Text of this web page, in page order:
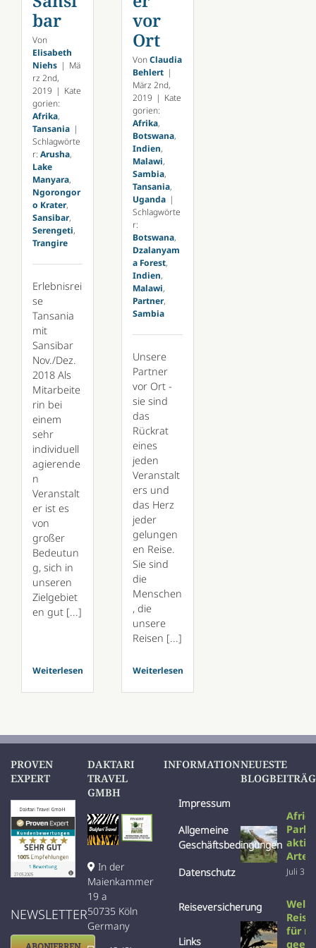
bar
Von
Elisabeth
Niehs | Mä
rz 2nd,
2019 | Kate
gorien:
Afrika,
Tansania |
Schlagwörte
r: Arusha,
Lake
Manyara,
Ngorongor
o Krater,
Sansibar,
Serengeti,
Trangire
Erlebnisrei
se
Tansania
mit
Sansibar
Nov./Dez.
2018 Als
Mitarbeite
rin bei
einem
sehr
individuell
agierende
n
Veranstalt
er ist es
von
großer
Bedeutun
g, sich in
unseren
Zielgebiet
en gut [...]
Weiterlesen
vor
Ort
VonClaudia
Behlert |
März 2nd,
2019 | Kate
gorien:
Afrika,
Botswana,
Indien,
Malawi,
Sambia,
Tansania,
Uganda |
Schlagwörte
r:
Botswana,
Dzalanyam
a Forest,
Indien,
Malawi,
Partner,
Sambia
Unsere
Partner
vor Ort -
sie sind
das
Rückrat
eines
jeden
Veranstalt
ers und
das Herz
jeder
gelungen
en Reise.
Sie sind
die
Menschen
, die
unsere
Reisen [...]
Weiterlesen
PROVEN
EXPERT
NEWSLETTER
DAKTARI
TRAVEL
GMBH
In der
Maienkammer
19 a
50735 Köln
Germany
INFORMATION
Impressum
Allgemeine
Geschäftsbedingungen
Datenschutz
Reiseversicherung
Links
NEUESTE
Parks
Juli
für